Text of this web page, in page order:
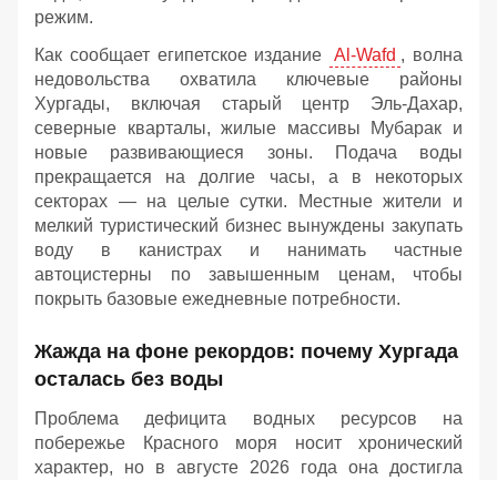
режим.
Как сообщает египетское издание
Al-Wafd , волна
недовольства охватила ключевые районы
Хургады, включая старый центр Эль-Дахар,
северные кварталы, жилые массивы Мубарак и
новые развивающиеся зоны. Подача воды
прекращается на долгие часы, а в некоторых
секторах — на целые сутки. Местные жители и
мелкий туристический бизнес вынуждены закупать
воду в канистрах и нанимать частные
автоцистерны по завышенным ценам, чтобы
покрыть базовые ежедневные потребности.
Жажда на фоне рекордов: почему Хургада
осталась без воды
Проблема дефицита водных ресурсов на
побережье Красного моря носит хронический
характер, но в августе 2026 года она достигла